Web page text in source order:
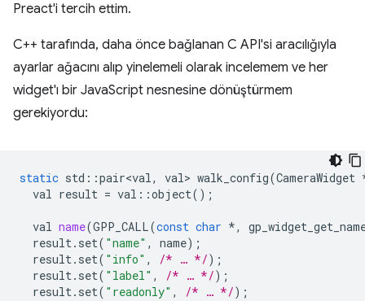
Preact'i tercih ettim.
C++ tarafında, daha önce bağlanan C API'si aracılığıyla
ayarlar ağacını alıp yinelemeli olarak incelemem ve her
widget'ı bir JavaScript nesnesine dönüştürmem
gerekiyordu:
static std ::pair<val, val> walk_config(CameraWidget
val result = val ::object();
val name(GPP_CALL(const char *,
result. set( "name" , name);
result. set( "info" , /* … */);
result. set( "label" , /* … */);
result. set( "readonly" , /* … */);